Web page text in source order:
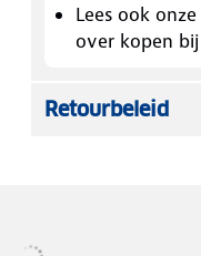
Lees ook
over kopen
Retourbeleid